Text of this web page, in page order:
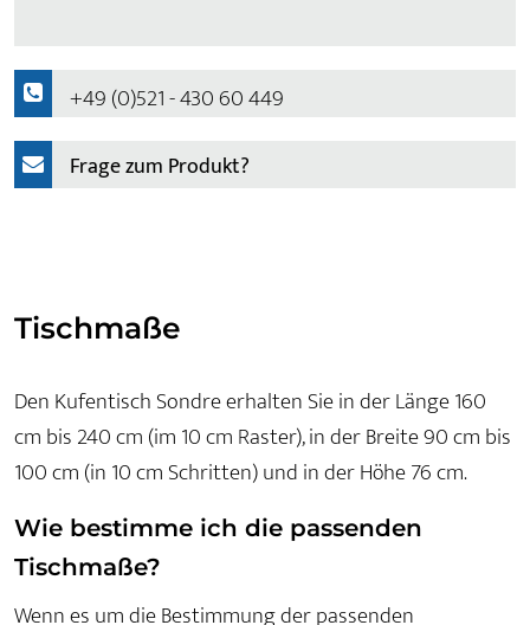
+49 (0)521 - 430 60 449
Frage zum Produkt?
Tischmaße
Den Kufentisch Sondre erhalten Sie in der Länge 160
cm bis 240 cm (im 10 cm Raster), in der Breite 90 cm bis
100 cm (in 10 cm Schritten) und in der Höhe 76 cm.
Wie bestimme ich die passenden
Tischmaße?
Wenn es um die Bestimmung der passenden